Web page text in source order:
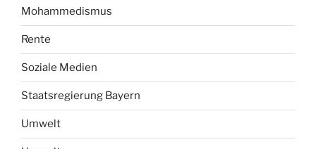
Mohammedismus
Rente
Soziale Medien
Staatsregierung Bayern
Umwelt